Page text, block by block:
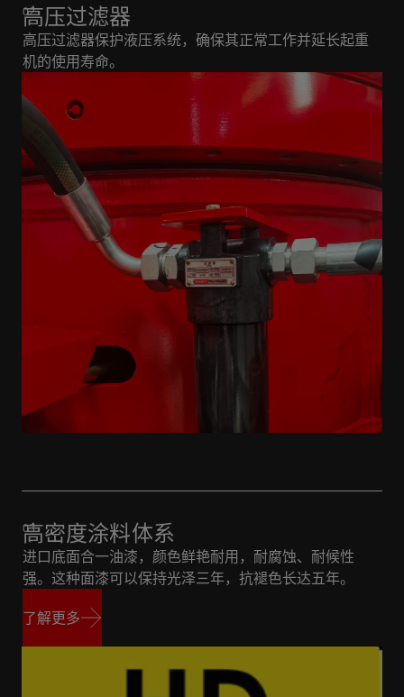
高压过滤器
高压过滤器保护液压系统，确保其正常工作并延长起重
机的使用寿命。
高密度涂料体系
进口底面合一油漆，颜色鲜艳耐用，耐腐蚀、耐候性
强。这种面漆可以保持光泽三年，抗褪色长达五年。
了解更多